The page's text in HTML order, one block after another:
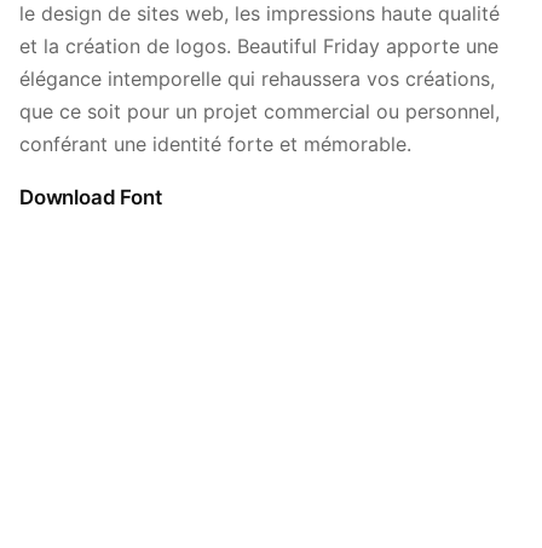
le design de sites web, les impressions haute qualité
et la création de logos. Beautiful Friday apporte une
élégance intemporelle qui rehaussera vos créations,
que ce soit pour un projet commercial ou personnel,
conférant une identité forte et mémorable.
Download Font